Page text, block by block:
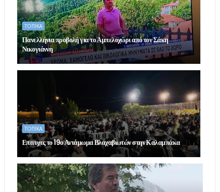
ΤΟΠΙΚΑ
Πανελλήνια προβολή για το Αμπελοχώρι από τον Σάκη
Νικογιάννη
ΤΟΠΙΚΑ
Επιτυχες το 19ο Αντάμωμα Βλαχαβιωτών στην Καλαμπάκα